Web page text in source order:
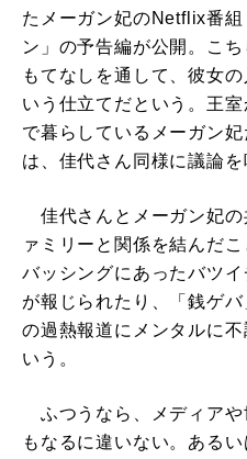
たメーガン妃のNetflix番
ン」の予告編が公開。こ
もてなしを通して、彼女
いう仕立てだという。王
で暮らしているメーガン
は、佳代さん同様に議論を
佳代さんとメーガン妃の
ァミリーと関係を結んだ
バッシングにあったバツ
が報じられたり、「銭ゲ
の過熱報道にメンタルに
いう。
ふつうなら、メディアや
もなるに違いない。ある